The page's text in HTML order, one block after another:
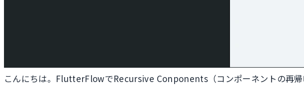
こんにちは。FlutterFlowでRecursive Conponents（コンポーネントの再帰